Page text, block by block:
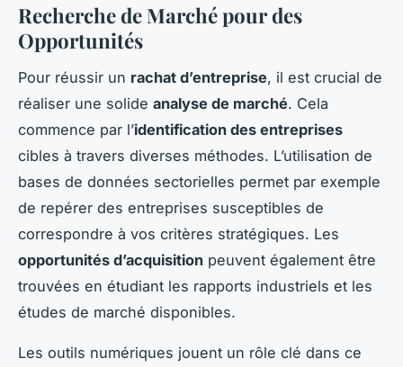
Recherche de Marché pour des
Opportunités
Pour réussir un rachat d’entreprise, il est crucial de
réaliser une solide analyse de marché. Cela
commence par l’identification des entreprises
cibles à travers diverses méthodes. L’utilisation de
bases de données sectorielles permet par exemple
de repérer des entreprises susceptibles de
correspondre à vos critères stratégiques. Les
opportunités d’acquisition peuvent également être
trouvées en étudiant les rapports industriels et les
études de marché disponibles.
Les outils numériques jouent un rôle clé dans ce